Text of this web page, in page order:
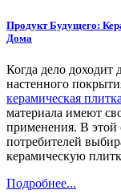
Продукт Будущего:
Дома
Когда дело доходит
настенного
керамическая
материала имеют
применения. В этой
потребителей
керамическую
Подробнее...